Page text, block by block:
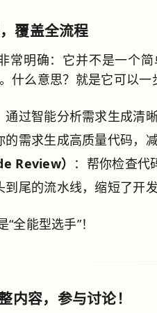
覆盖全流程
常明确：它并不是一个
什么意思？就是它可以一
通过智能分析需求生成清
的需求生成高质量代码，
Review） ：帮你检查代
到尾的流水线，缩短了开
全能型选手”！
内容，参与讨论！